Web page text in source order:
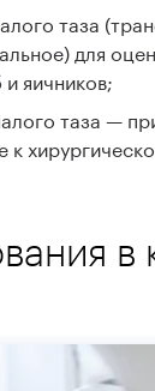
таза
для
яичников;
таза —
к
в